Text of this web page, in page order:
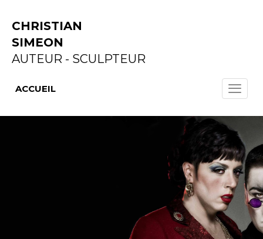
CHRISTIAN
SIMEON
AUTEUR - SCULPTEUR
ACCUEIL